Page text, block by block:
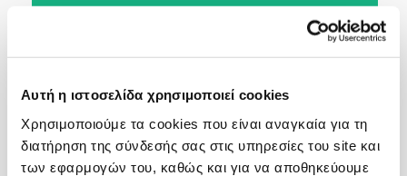
Αυτή η ιστοσελίδα χρησιμοποιεί cookies
Χρησιμοποιούμε τα cookies που είναι αναγκαία για τη
διατήρηση της σύνδεσής σας στις υπηρεσίες του site και
των εφαρμογών του, καθώς και για να αποθηκεύουμε